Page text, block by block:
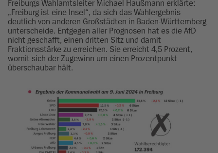
Freiburgs Wahlamtsleiter Michael Haußmann erklärte:
„Freiburg ist eine Insel“, da sich das Wahlergebnis
deutlich von anderen Großstädten in Baden-Württemberg
unterscheide. Entgegen aller Prognosen hat es die AfD
nicht geschafft, einen dritten Sitz und damit
Fraktionsstärke zu erreichen. Sie erreicht 4,5 Prozent,
womit sich der Zugewinn um einen Prozentpunkt
überschaubar hält.